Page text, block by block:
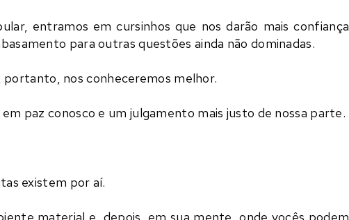
entramos em cursinhos que nos darão mais confiança
para outras questões ainda não dominadas.
nos conheceremos melhor.
paz conosco e um julgamento mais justo de nossa parte.
existem por aí.
material e, depois, em sua mente, onde vocês podem